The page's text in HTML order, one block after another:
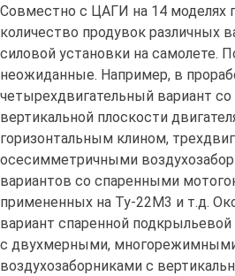
Совместно с ЦАГИ на 14 моделях
количество продувок различных
силовой установки на самолете.
неожиданные. Например, в
четырехдвигательный вариант
вертикальной плоскости
горизонтальным клином,
осесимметричными
вариантов со спаренными
примененных на Ту-22М3 и т.д.
вариант спаренной
с двухмерными,
воздухозаборниками с